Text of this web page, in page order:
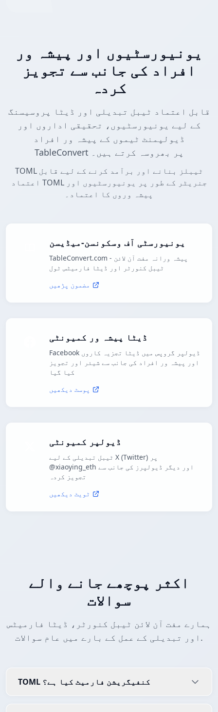
یونیورسٹیوں اور پیشہ ور
افراد کی جانب سے تجویز
کردہ
قابل اعتماد ٹیبل تبدیلی اور ڈیٹا پروسیسنگ
کے لیے یونیورسٹیوں، تحقیقی اداروں اور
ڈیولپمنٹ ٹیموں کے پیشہ ور افراد
TableConvert پر بھروسہ کرتے ہیں۔
TOML ٹیبلز بنانے اور برآمد کرنے کے لیے قابل
اعتماد TOML جنریٹر کے طور پر یونیورسٹیوں اور
پیشہ وروں کا اعتماد۔
یونیورسٹی آف وسکونسن-میڈیسن
TableConvert.com - پیشہ ورانہ مفت آن لائن
ٹیبل کنورٹر اور ڈیٹا فارمیٹس ٹول
مضمون پڑھیں
ڈیٹا پیشہ ور کمیونٹی
Facebook ڈیولپر گروپس میں ڈیٹا تجزیہ کاروں
اور پیشہ ور افراد کی جانب سے شیئر اور تجویز
کیا گیا
پوسٹ دیکھیں
ڈیولپر کمیونٹی
ٹیبل تبدیلی کے لیے X (Twitter) پر
@xiaoying_eth اور دیگر ڈیولپرز کی جانب سے
تجویز کردہ
ٹویٹ دیکھیں
اکثر پوچھے جانے والے
سوالات
ہمارے مفت آن لائن ٹیبل کنورٹر، ڈیٹا فارمیٹس
اور تبدیلی کے عمل کے بارے میں عام سوالات.
TOML کنفیگریشن فارمیٹ کیا ہے؟